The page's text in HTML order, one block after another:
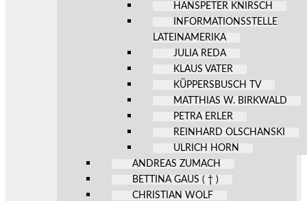
HANSPETER KNIRSCH
INFORMATIONSSTELLE
LATEINAMERIKA
JULIA REDA
KLAUS VATER
KÜPPERSBUSCH TV
MATTHIAS W. BIRKWALD
PETRA ERLER
REINHARD OLSCHANSKI
ULRICH HORN
ANDREAS ZUMACH
BETTINA GAUS ( † )
CHRISTIAN WOLF